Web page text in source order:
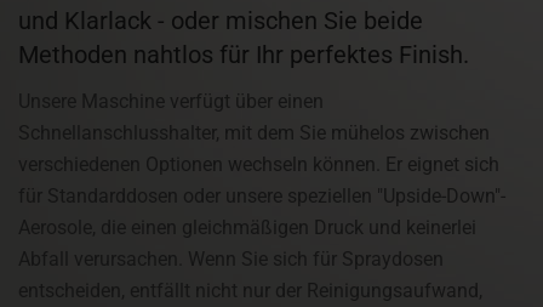
und Klarlack - oder mischen Sie beide
Methoden nahtlos für Ihr perfektes Finish.
Unsere Maschine verfügt über einen
Schnellanschlusshalter, mit dem Sie mühelos zwischen
verschiedenen Optionen wechseln können. Er eignet sich
für Standarddosen oder unsere speziellen "Upside-Down"-
Aerosole, die einen gleichmäßigen Druck und keinerlei
Abfall verursachen. Wenn Sie sich für Spraydosen
entscheiden, entfällt nicht nur der Reinigungsaufwand,